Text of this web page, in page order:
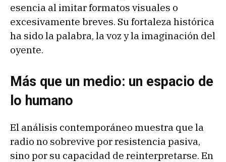
esencia al imitar formatos visuales o
excesivamente breves. Su fortaleza histórica
ha sido la palabra, la voz y la imaginación del
oyente.
Más que un medio: un espacio de
lo humano
El análisis contemporáneo muestra que la
radio no sobrevive por resistencia pasiva,
sino por su capacidad de reinterpretarse. En